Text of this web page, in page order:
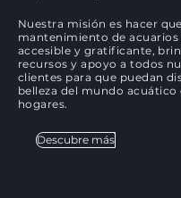
Nuestra misión es hacer
mantenimiento de acuarios
accesible y gratificante,
recursos y apoyo a todos
clientes para que puedan
belleza del mundo acuático
hogares.
Descubre más